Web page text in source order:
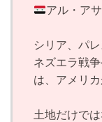
アル・ア
シリア、パ
ネズエラ戦
は、アメリ
土地だけで